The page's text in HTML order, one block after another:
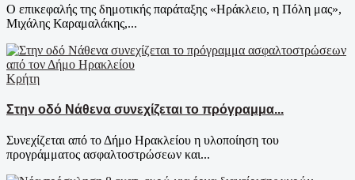
Ο επικεφαλής της δημοτικής παράταξης «Ηράκλειο, η Πόλη μας»,
Μιχάλης Καραμαλάκης,...
Κρήτη
Στην οδό Νάθενα συνεχίζεται το πρόγραμμα...
Συνεχίζεται από το Δήμο Ηρακλείου η υλοποίηση του
προγράμματος ασφαλτοστρώσεων και...